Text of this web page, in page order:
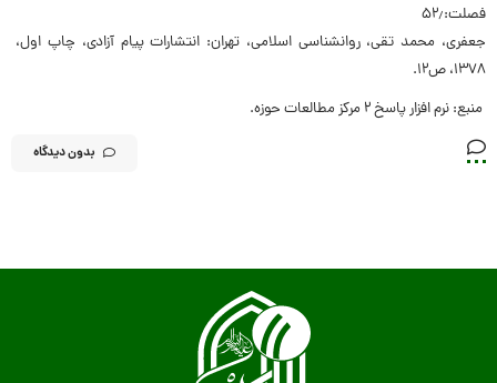
فصلت:۵۲٫
جعفری، محمد تقی، روانشناسی اسلامی، تهران: انتشارات پیام آزادی، چاپ اول،
۱۳۷۸، ص۱۲.
منبع: نرم افزار پاسخ ۲ مرکز مطالعات حوزه.
بدون دیدگاه